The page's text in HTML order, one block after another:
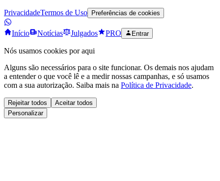
PrivacidadeTermos de Uso Preferências de cookies
Início Notícias Julgados PRO Entrar
Nós usamos cookies por aqui
Alguns são necessários para o site funcionar. Os demais nos ajudam
a entender o que você lê e a medir nossas campanhas, e só usamos
com a sua autorização. Saiba mais na Política de Privacidade.
Rejeitar todos
Aceitar todos
Personalizar